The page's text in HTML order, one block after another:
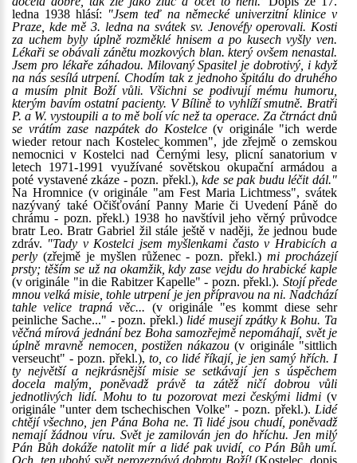
ledna 1938 hlásí: "Jsem teď na německé univerzitní klinice v
Praze, kde mě 3. ledna na svátek sv. Jenovéfy operovali. Kosti
za uchem byly úplně rozměklé hnisem a po kusech vyšly ven.
Lékaři se obávali zánětu mozkových blan. který ovšem nenastal.
Jsem pro lékaře záhadou. Milovaný Spasitel je dobrotivý, i když
na nás sesílá utrpení. Chodím tak z jednoho špitálu do druhého
a musím plnit Boží vůli. Všichni se podivují mému humoru,
kterým bavím ostatní pacienty. V Bílině to vyhlíží smutně. Bratři
P. a W. vystoupili a to mě bolí víc než ta operace. Za čtrnáct dnů
se vrátím zase nazpátek do Kostelce(v originále "ich werde
wieder retour nach Kostelec kommen", jde zřejmě o zemskou
nemocnici v Kostelci nad Černými lesy, plicní sanatorium v
letech 1971-1991 využívané sovětskou okupační armádou a
poté vystavené zkáze - pozn. překl.),kde se pak budu léčit dál."
Na Hromnice (v originále "am Fest Maria Lichtmess", svátek
nazývaný také Očišťování Panny Marie či Uvedení Páně do
chrámu - pozn. překl.) 1938 ho navštívil jeho věrný průvodce
bratr Leo. Bratr Gabriel žil stále ještě v naději, že jednou bude
zdráv. "Tady v Kostelci jsem myšlenkami často v Hrabicích a
perly (zřejmě je myšlen růženec - pozn. překl.)mi procházejí
prsty; těším se už na okamžik, kdy zase vejdu do hrabické kaple
(v originále "in die Rabitzer Kapelle" - pozn. překl.). Stojí přede
mnou velká misie, tohle utrpení je jen přípravou na ni. Nadchází
tahle velice trapná věc... (v originále "es kommt diese sehr
peinliche Sache..." - pozn. překl.) lidé musejí zpátky k Bohu. Ta
věčná mírová jednání bez Boha samozřejmě nepomáhají, svět je
úplně mravně nemocen, postižen nákazou (v originále "sittlich
verseucht" - pozn. překl.), to, co lidé říkají, je jen samý hřích. I
ty největší a nejkrásnější misie se setkávají jen s úspěchem
docela malým, poněvadž právě ta zátěž ničí dobrou vůli
jednotlivých lidí. Mohu to tu pozorovat mezi českými lidmi (v
originále "unter dem tschechischen Volke" - pozn. překl.). Lidé
chtějí všechno, jen Pána Boha ne. Ti lidé jsou chudí, poněvadž
nemají žádnou víru. Svět je zamilován jen do hříchu. Jen milý
Pán Bůh dokáže natolit mír a lidé pak uvidí, co Pán Bůh umí.
Och, ten ubohý svět nerozeznává dobrotu Boží!(Kostelec, dopis